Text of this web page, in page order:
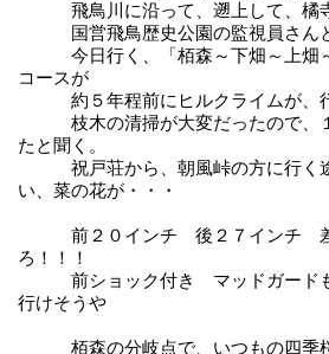
飛鳥川に沿って、遡上して、橘寺
国営飛鳥歴史公園の監視員さんと
今日行く、「栢森～下畑～上畑～
コースが
約５年程前にヒルクライムが、
枝木の清掃が大変だったので、１
たと聞く。
祝戸荘から、朝風峠の方に行く
い、菜の花が・・・
前２０インチ 後２７インチ 差
ろ！！！
前ショック付き マッドガードも
行けそうや
栢森の分岐点で、いつもの四季